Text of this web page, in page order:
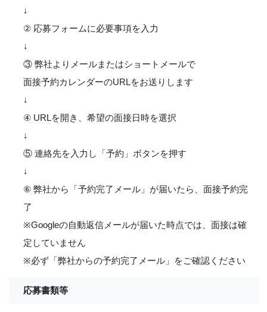
↓
② 応募フォームに必要事項を入力
↓
③ 弊社よりメールまたはショートメールで
面接予約カレンダーのURLをお送りします
↓
④ URLを開き、希望の面接日時を選択
↓
⑤ 連絡先を入力し「予約」ボタンを押す
↓
⑥ 弊社から「予約完了メール」が届いたら、面接予約完
了
※Googleの自動返信メールが届いた時点では、面接は確
定していません
※必ず「弊社からの予約完了メール」をご確認ください
応募書類等